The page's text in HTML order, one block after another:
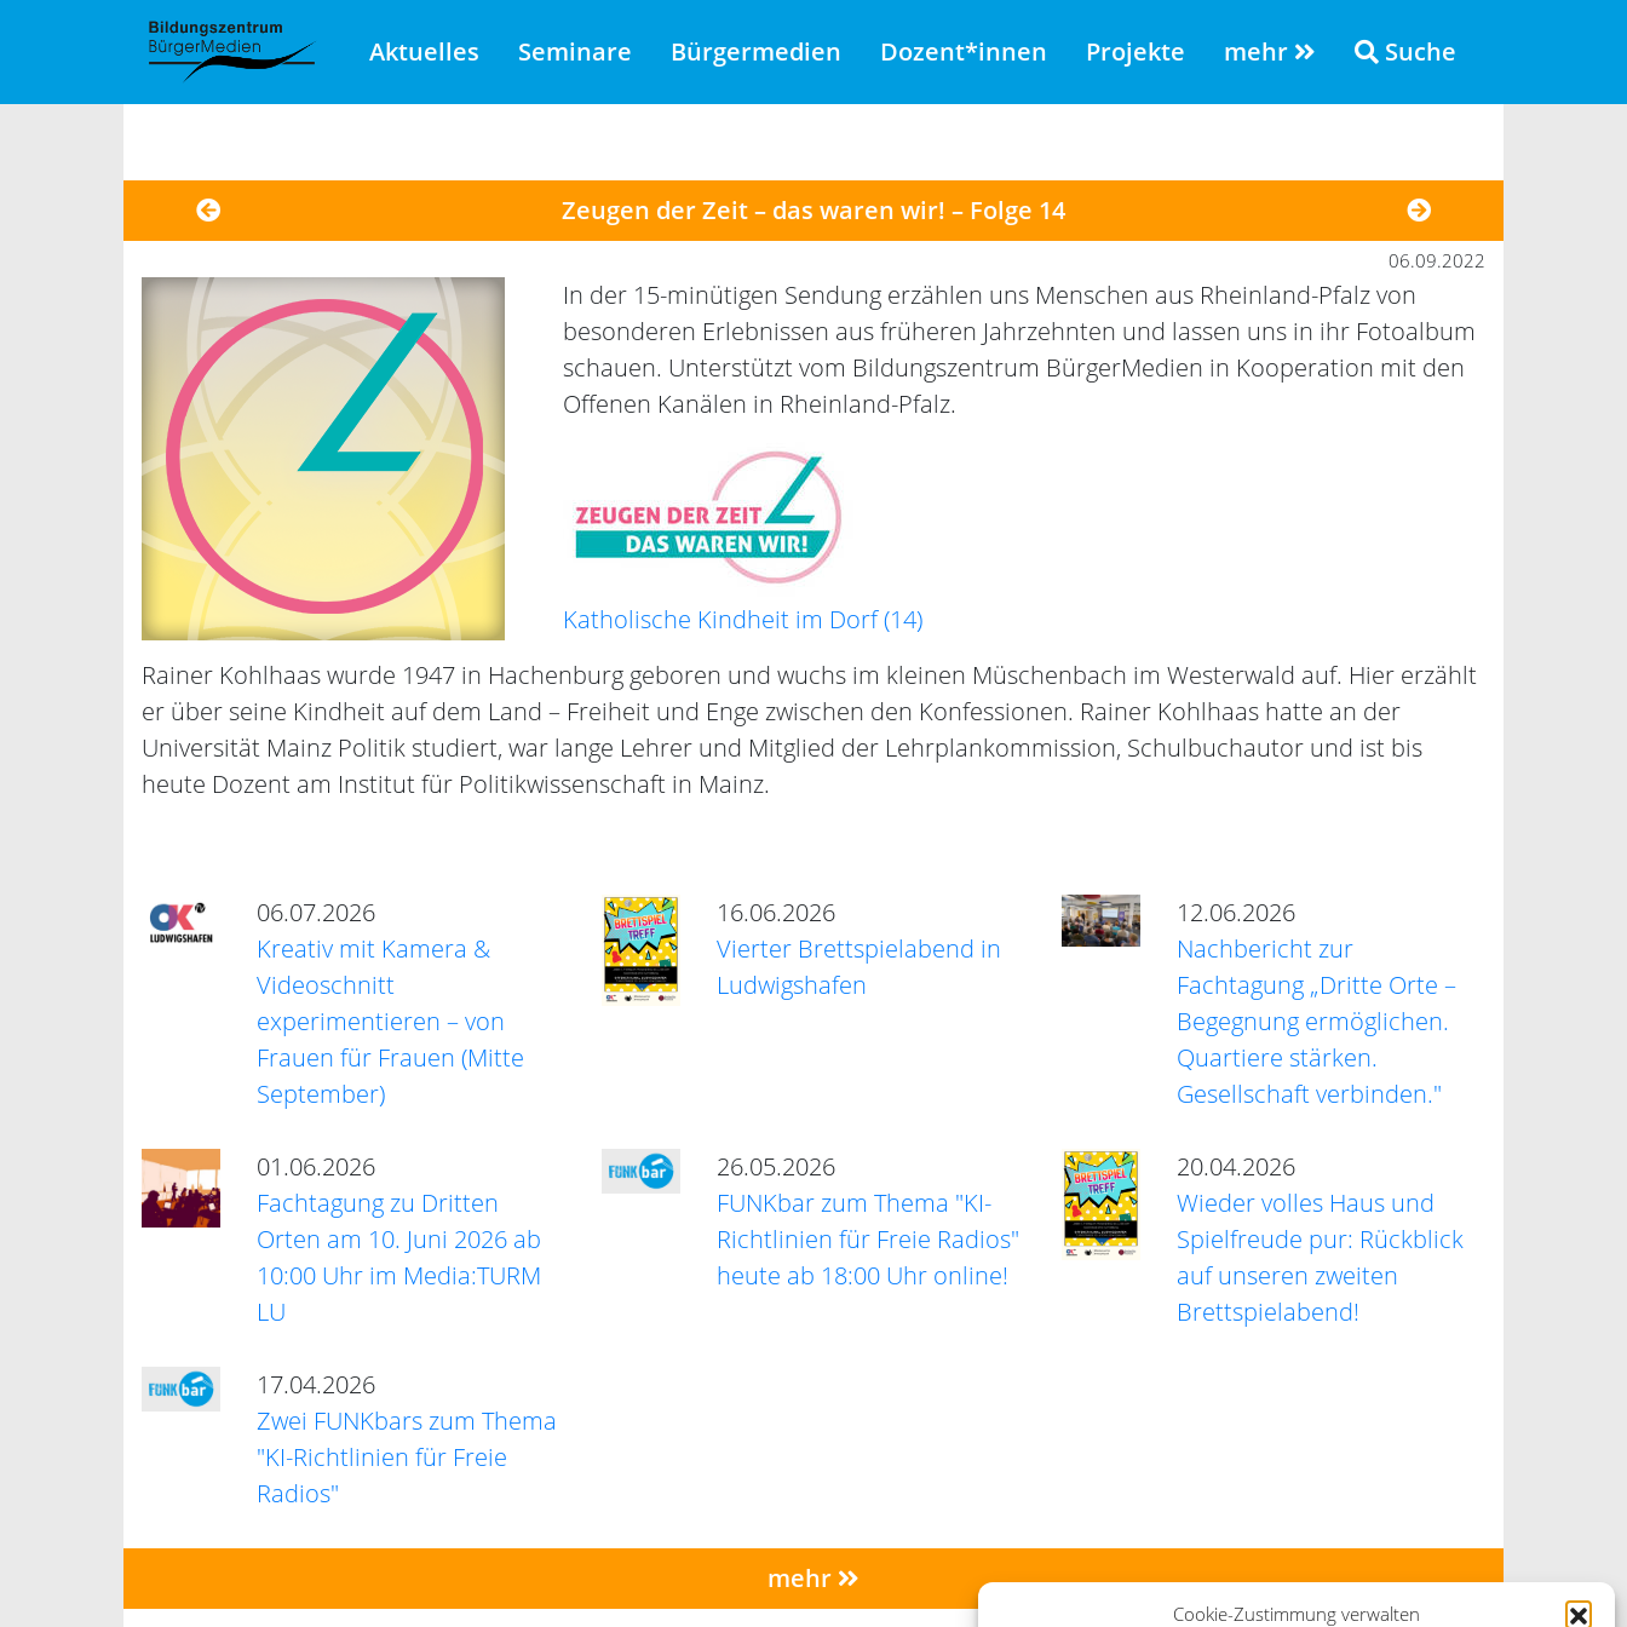
Cookie-Zustimmung verwalten
Aktuelles Seminare Bürgermedien Dozent*innen Projekte mehr Suche
Zeugen der Zeit – das waren wir! – Folge 14
06.09.2022
In der 15-minütigen Sendung erzählen uns Menschen aus Rheinland-Pfalz von
besonderen Erlebnissen aus früheren Jahrzehnten und lassen uns in ihr Fotoalbum
schauen. Unterstützt vom Bildungszentrum BürgerMedien in Kooperation mit den
Offenen Kanälen in Rheinland-Pfalz.
Katholische Kindheit im Dorf (14)
Rainer Kohlhaas wurde 1947 in Hachenburg geboren und wuchs im kleinen Müschenbach im Westerwald auf. Hier erzählt
er über seine Kindheit auf dem Land – Freiheit und Enge zwischen den Konfessionen. Rainer Kohlhaas hatte an der
Universität Mainz Politik studiert, war lange Lehrer und Mitglied der Lehrplankommission, Schulbuchautor und ist bis
heute Dozent am Institut für Politikwissenschaft in Mainz.
06.07.2026
Kreativ mit Kamera &
Videoschnitt
experimentieren – von
Frauen für Frauen (Mitte
September)
16.06.2026
Vierter Brettspielabend in
Ludwigshafen
12.06.2026
Nachbericht zur
Fachtagung „Dritte Orte –
Begegnung ermöglichen.
Quartiere stärken.
Gesellschaft verbinden."
01.06.2026
Fachtagung zu Dritten
Orten am 10. Juni 2026 ab
10:00 Uhr im Media:TURM
LU
26.05.2026
FUNKbar zum Thema "KI-
Richtlinien für Freie Radios"
heute ab 18:00 Uhr online!
20.04.2026
Wieder volles Haus und
Spielfreude pur: Rückblick
auf unseren zweiten
Brettspielabend!
17.04.2026
Zwei FUNKbars zum Thema
"KI-Richtlinien für Freie
Radios"
mehr